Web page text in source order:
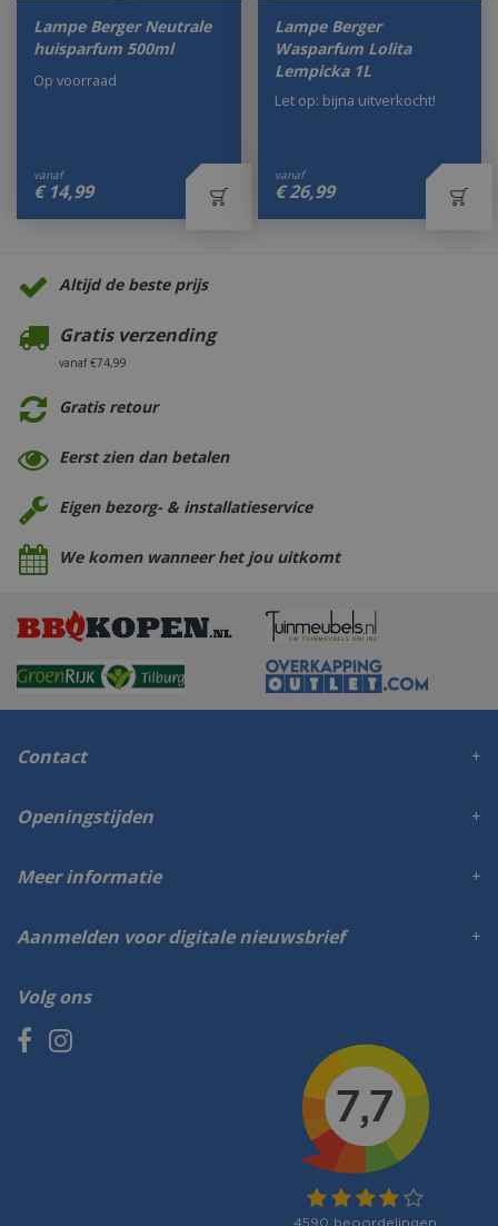
Lampe Berger Neutrale
huisparfum 500ml
vanaf
€ 14,99
Op voorraad
Lampe Berger
Wasparfum Lolita
Lempicka 1L
vanaf
€ 26,99
Let op: bijna uitverkocht!
Altijd de beste prijs
Gratis verzending
vanaf €74,99
Gratis retour
Eerst zien dan betalen
Eigen bezorg- & installatieservice
We komen wanneer het jou uitkomt
Contact
Volg ons
Openingstijden
Meer informatie
Aanmelden voor digitale nieuwsbrief